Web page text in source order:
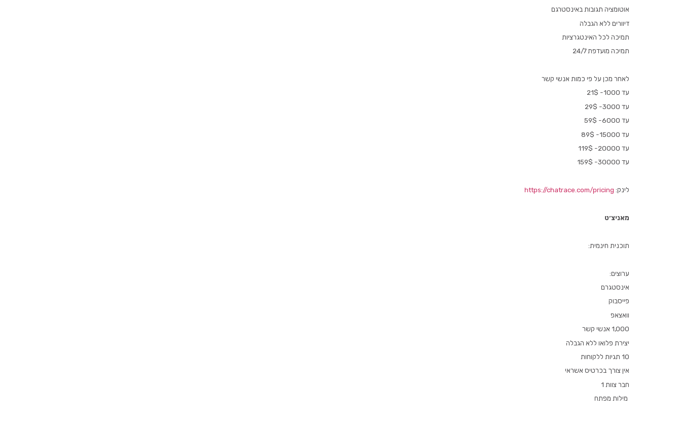
אוטומציה תגובות באינסטרגם
דיוורים ללא הגבלה
תמיכה לכל האינטגרציות
תמיכה מועדפת 24/7
לאחר מכן על פי כמות אנשי קשר
עד 1000- 21$
עד 3000- 29$
עד 6000- 59$
עד 15000- 89$
עד 20000- 119$
עד 30000- 159$
לינק: https://chatrace.com/pricing
מאניצ׳ט
תוכנית חינמית:
ערוצים:
אינסטגרם
פייסבוק
וואצאפ
1,000 אנשי קשר
יצירת פלואו ללא הגבלה
10 תגיות ללקוחות
אין צורך בכרטיס אשראי
חבר צוות 1
מילות מפתח